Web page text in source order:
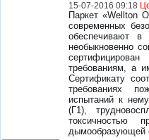
15-07-2016 09:18
Паркет «Wellton
современных
обеспечивают
необыкновенно
требованиям, а
Сертификату
требованиях
испытаний к
(Г1),
токсичностью
дымообразующей